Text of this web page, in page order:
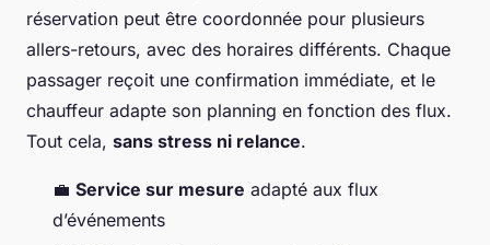
réservation peut être coordonnée pour plusieurs
allers-retours, avec des horaires différents. Chaque
passager reçoit une confirmation immédiate, et le
chauffeur adapte son planning en fonction des flux.
Tout cela, sans stress ni relance.
💼 Service sur mesure adapté aux flux
d’événements